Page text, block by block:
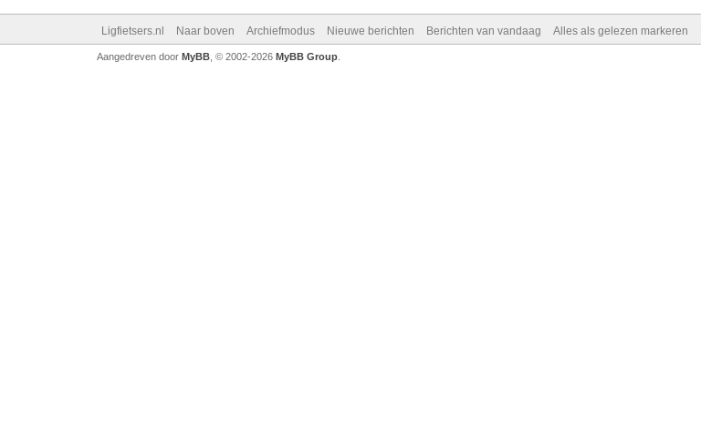
Ligfietsers.nl Naar boven Archiefmodus Nieuwe berichten Berichten van vandaag Alles als gelezen markeren
Aangedreven door MyBB, © 2002-2026 MyBB Group.